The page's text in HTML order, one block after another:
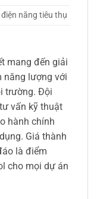
năng tiêu thụ
mang đến giải
năng lượng với
trường. Đội
vấn kỹ thuật
hành chính
Giá thành
là điểm
cho mọi dự án